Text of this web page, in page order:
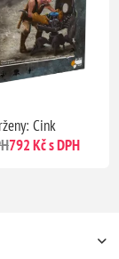
Cink
792 Kč s DPH